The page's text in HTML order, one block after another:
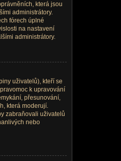
která jsou
administrátory.
fórech úplné
na nastavení
administrátory.
uživatelů), kteří se
k upravování
přesunování,
která moderují.
zabraňovali uživatelů
nebo